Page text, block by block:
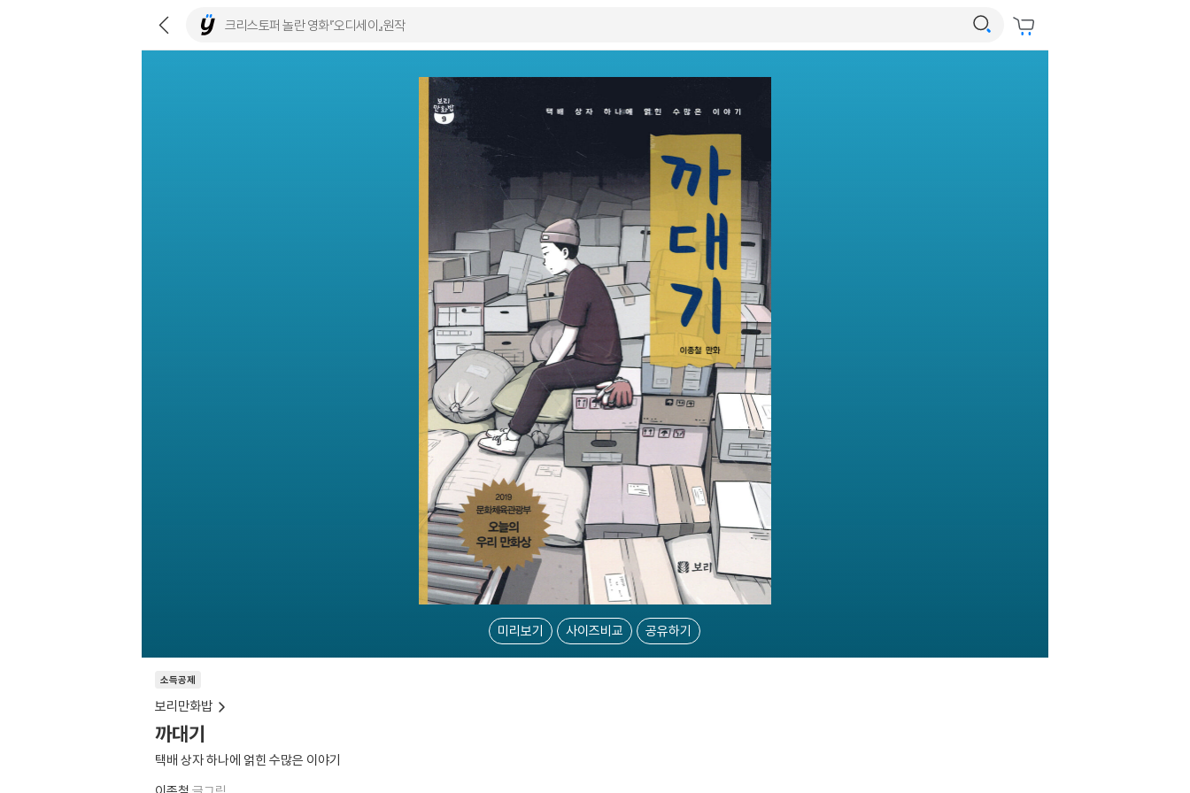
미리보기 사이즈비교 공유하기
소득공제
보리만화밥
까대기
택배 상자 하나에 얽힌 수많은 이야기